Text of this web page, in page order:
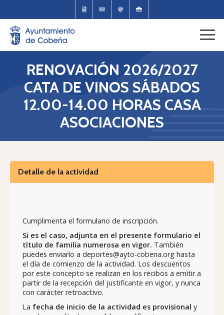
RENOVACIÓN 2026/2027
CATA DE VINOS SÁBADOS
12.00-14.00 HORAS CASA
ASOCIACIONES
Detalle de la actividad
Cumplimenta el formulario de inscripción.
Si es el caso, adjunta en el presente formulario el
título de familia numerosa en vigor. También
puedes enviarlo a deportes@ayto-cobena.org hasta
el día de comienzo de la actividad. Los descuentos
por este concepto se realizan en los recibos a emitir a
partir de la recepción del justificante en vigor, y nunca
con carácter retroactivo.
La fecha de inicio de la actividad es provisional y